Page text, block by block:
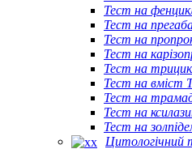
Тест на
Тест на
Тест на
Тест на
Тест на
Тест на вміст
Тест на
Тест на
Тест на
Цитологічний